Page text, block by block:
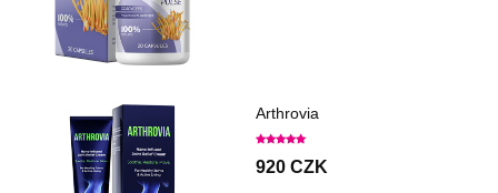
Arthrovia
920 CZK